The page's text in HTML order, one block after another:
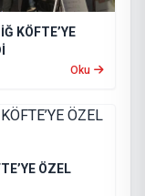
KÖFTE’YE
Oku
ÖZEL